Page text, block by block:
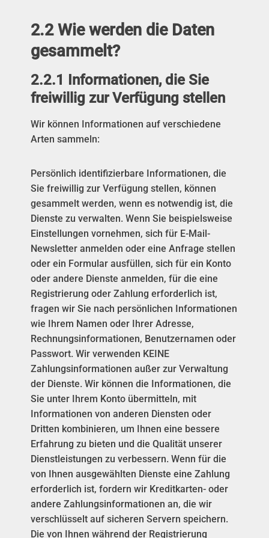
2.2 Wie werden die Daten
gesammelt?
2.2.1 Informationen, die Sie
freiwillig zur Verfügung stellen
Wir können Informationen auf verschiedene
Arten sammeln:
Persönlich identifizierbare Informationen, die
Sie freiwillig zur Verfügung stellen, können
gesammelt werden, wenn es notwendig ist, die
Dienste zu verwalten. Wenn Sie beispielsweise
Einstellungen vornehmen, sich für E-Mail-
Newsletter anmelden oder eine Anfrage stellen
oder ein Formular ausfüllen, sich für ein Konto
oder andere Dienste anmelden, für die eine
Registrierung oder Zahlung erforderlich ist,
fragen wir Sie nach persönlichen Informationen
wie Ihrem Namen oder Ihrer Adresse,
Rechnungsinformationen, Benutzernamen oder
Passwort. Wir verwenden KEINE
Zahlungsinformationen außer zur Verwaltung
der Dienste. Wir können die Informationen, die
Sie unter Ihrem Konto übermitteln, mit
Informationen von anderen Diensten oder
Dritten kombinieren, um Ihnen eine bessere
Erfahrung zu bieten und die Qualität unserer
Dienstleistungen zu verbessern. Wenn für die
von Ihnen ausgewählten Dienste eine Zahlung
erforderlich ist, fordern wir Kreditkarten- oder
andere Zahlungsinformationen an, die wir
verschlüsselt auf sicheren Servern speichern.
Die von Ihnen während der Registrierung